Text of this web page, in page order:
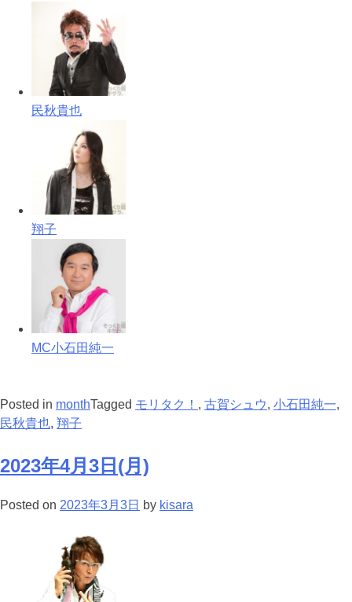
民秋貴也
翔子
MC小石田純一
Posted in monthTagged モリタク！ , 古賀シュウ, 小石田純一,
民秋貴也, 翔子
2023年4月3日(月)
Posted on 2023年3月3日 by kisara